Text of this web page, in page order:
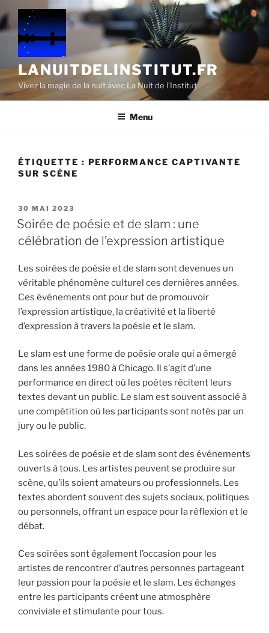
Aller
au
contenu
principal
LANUITDELINSTITUT.FR
Vivez la magie de la nuit avec La Nuit de l'Institut
Menu
ÉTIQUETTE : PERFORMANCE CAPTIVANTE
SUR SCÈNE
PUBLIÉ
LE
30 MAI 2023
Soirée de poésie et de slam : une
célébration de l’expression artistique
Les soirées de poésie et de slam sont devenues un
véritable phénomène culturel ces dernières années.
Ces événements ont pour but de promouvoir
l’expression artistique, la créativité et la liberté
d’expression à travers la poésie et le slam.
Le slam est une forme de poésie orale qui a émergé
dans les années 1980 à Chicago. Il s’agit d’une
performance en direct où les poètes récitent leurs
textes devant un public. Le slam est souvent associé à
une compétition où les participants sont notés par un
jury ou le public.
Les soirées de poésie et de slam sont des événements
ouverts à tous. Les artistes peuvent se produire sur
scène, qu’ils soient amateurs ou professionnels. Les
textes abordent souvent des sujets sociaux, politiques
ou personnels, offrant un espace pour la réflexion et le
débat.
Ces soirées sont également l’occasion pour les
artistes de rencontrer d’autres personnes partageant
leur passion pour la poésie et le slam. Les échanges
entre les participants créent une atmosphère
conviviale et stimulante pour tous.